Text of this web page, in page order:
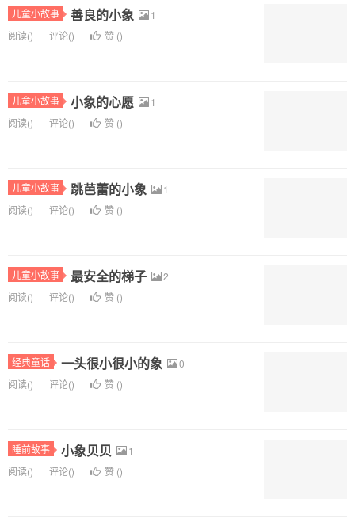
儿童小故事 善良的小象
1
阅读() 评论() 赞 ()
儿童小故事 小象的心愿
1
阅读() 评论() 赞 ()
儿童小故事 跳芭蕾的小象
1
阅读() 评论() 赞 ()
儿童小故事 最安全的梯子
2
阅读() 评论() 赞 ()
经典童话 一头很小很小的象
0
阅读() 评论() 赞 ()
睡前故事 小象贝贝
1
阅读() 评论() 赞 ()